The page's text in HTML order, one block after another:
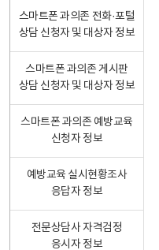
스마트폰 과의존 전화·포털
상담 신청자 및 대상자 정보
스마트폰 과의존 게시판
상담 신청자 및 대상자 정보
스마트폰 과의존 예방교육
신청자 정보
예방교육 실시현황조사
응답자 정보
전문상담사 자격검정
응시자 정보